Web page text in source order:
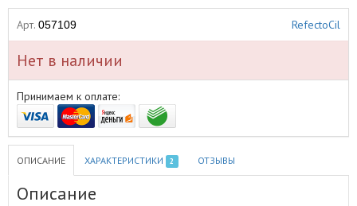
Арт. 057109 RefectoCil
Нет в наличии
Принимаем к оплате:
ОПИСАНИЕ ХАРАКТЕРИСТИКИ 2 ОТЗЫВЫ
Описание